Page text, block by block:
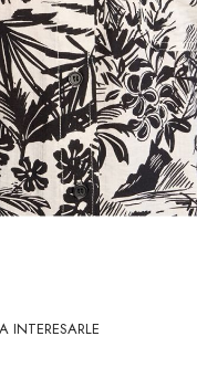
INTERESARLE